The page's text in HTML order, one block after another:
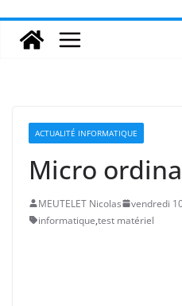
ACTUALITÉ INFORMATIQUE
Micro
MEUTELET Nicolas vendredi
informatique,test matériel